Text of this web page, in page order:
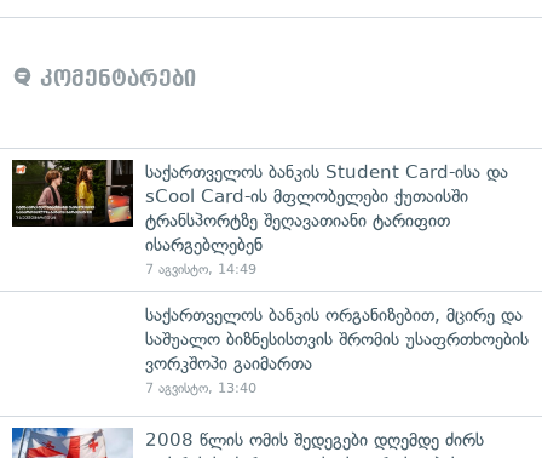
კომენტარები
საქართველოს ბანკის Student Card-ისა და
sCool Card-ის მფლობელები ქუთაისში
ტრანსპორტზე შეღავათიანი ტარიფით
ისარგებლებენ
7 აგვისტო, 14:49
საქართველოს ბანკის ორგანიზებით, მცირე და
საშუალო ბიზნესისთვის შრომის უსაფრთხოების
ვორკშოპი გაიმართა
7 აგვისტო, 13:40
2008 წლის ომის შედეგები დღემდე ძირს